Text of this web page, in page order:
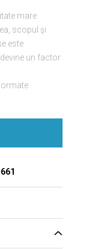
mare
scopul şi
este
un factor